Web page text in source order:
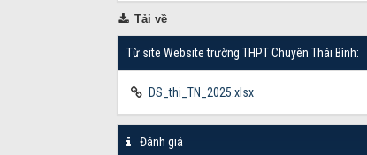
Tải về
Từ site Website trường THPT Chuyên Thái Bình:
DS_thi_TN_2025.xlsx
Đánh giá